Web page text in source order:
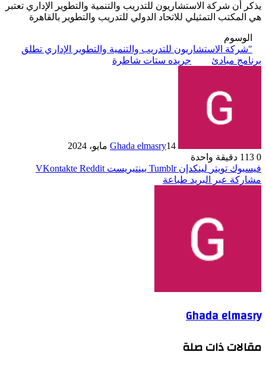
يذكر أن شركة الاستشاريون للتدريب والتنمية والتطوير الإداري تعتبر
هي المكتب التمثيلي للاتحاد الدولي للتدريب والتطوير بالقاهرة
الوسوم
"شركة الاستشاريون للتدريب والتنمية والتطوير الإداري تطلق
برنامج مبادئ
جريده ستات شاطرة
Ghada elmasry14 مايو، 2024
0
دقيقة واحدة
فيسبوك تويتر لينكدإن بينتيريست
مشاركة عبر البريد طباعة
Ghada elmasry
مقالات ذات صلة